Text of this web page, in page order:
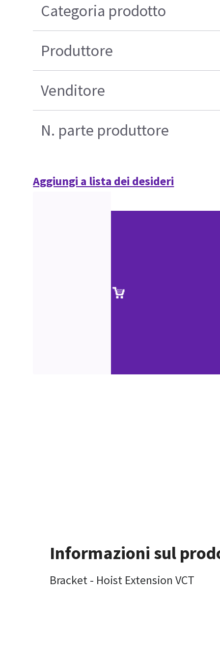
Categoria prodotto
Produttore
Venditore
N. parte produttore
Aggiungi a lista dei desideri
Informazioni sul
Bracket - Hoist Extension VCT